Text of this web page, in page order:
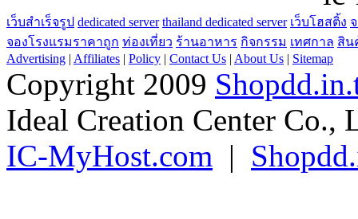
เว็บโฮสติ้ง
จองโรงแรมราคาถูก ท่องเที่ยว ร้านอาหาร กิจกรรม เทศกาล สิน
Advertising|Affiliates |Policy|Contact Us|About Us|Sitemap
Copyright 2009
Ideal Creation Center Co.,
IC-MyHost.com |